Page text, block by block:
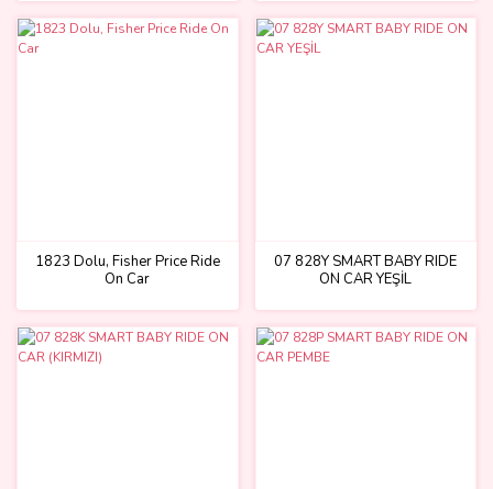
1823 Dolu, Fisher Price Ride
On Car
07 828Y SMART BABY RIDE
ON CAR YEŞİL